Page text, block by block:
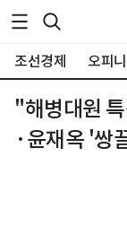
조선경제 오피
"해병대원
·윤재옥 '쌍